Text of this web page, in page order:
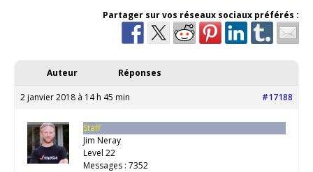
Partager sur vos réseaux sociaux préférés :
Auteur Réponses
2 janvier 2018 à 14 h 45 min #17188
Staff
Jim Neray
Level 22
Messages : 7352